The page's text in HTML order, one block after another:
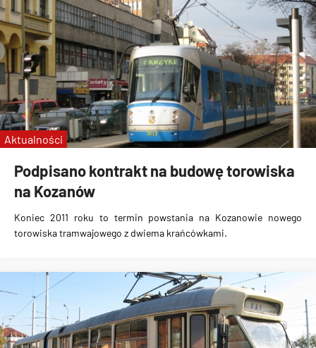
Podpisano kontrakt na budowę torowiska
na Kozanów
Koniec 2011 roku to termin powstania na Kozanowie nowego
torowiska tramwajowego z dwiema krańcówkami.
Aktualności